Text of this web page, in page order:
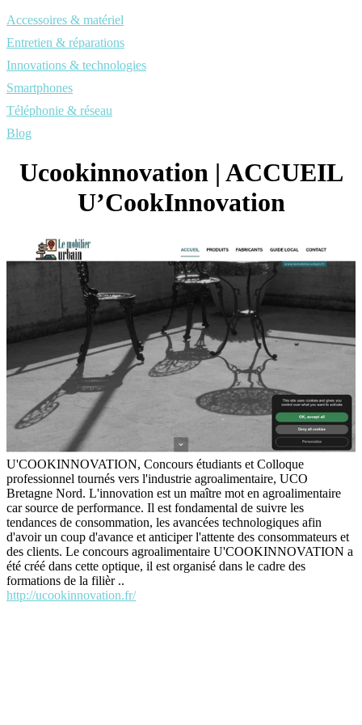
Accessoires & matériel
Entretien & réparations
Innovations & technologies
Smartphones
Téléphonie & réseau
Blog
Ucookin­nova­tion | ACCUEIL
U’CookInnovation
U'COOKINNOVATION, Concours étudiants et Colloque
professionnel tournés vers l'industrie agroalimentaire, UCO
Bretagne Nord. L'innovation est un maître mot en agroalimentaire
car source de performance. Il est fondamental de suivre les
tendances de consommation, les avancées technologiques afin
d'avoir un coup d'avance et anticiper l'attente des consommateurs et
des clients. Le concours agroalimentaire U'COOKINNOVATION a
été créé dans cette optique, il est organisé dans le cadre des
formations de la filièr ..
http://ucookinnovation.fr/